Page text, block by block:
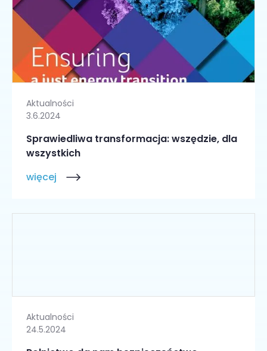
Aktualności
3.6.2024
Sprawiedliwa transformacja: wszędzie, dla
wszystkich
więcej
Aktualności
24.5.2024